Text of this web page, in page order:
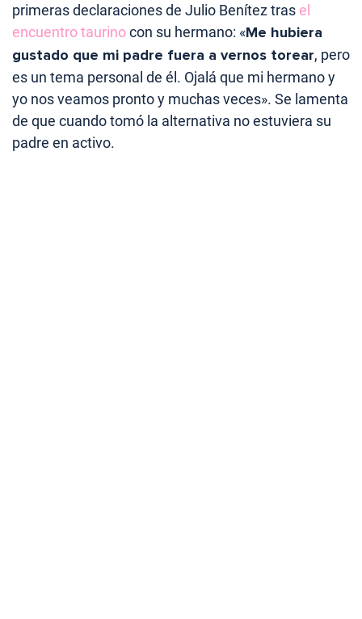
primeras declaraciones de Julio Benítez tras el
encuentro taurinocon su hermano: «Me hubiera
gustado que mi padre fuera a vernos torear, pero
es un tema personal de él. Ojalá que mi hermano y
yo nos veamos pronto y muchas veces». Se lamenta
de que cuando tomó la alternativa no estuviera su
padre en activo.